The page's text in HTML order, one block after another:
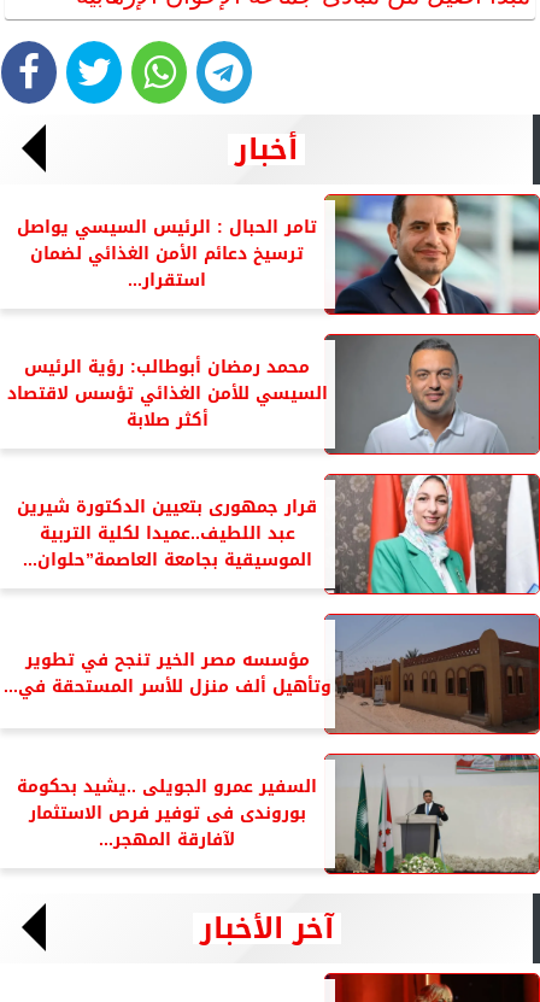
أخبار
تامر الحبال : الرئيس السيسي يواصل
ترسيخ دعائم الأمن الغذائي لضمان
استقرار...
محمد رمضان أبوطالب: رؤية الرئيس
السيسي للأمن الغذائي تؤسس لاقتصاد
أكثر صلابة
قرار جمهورى بتعيين الدكتورة شيرين
عبد اللطيف..عميدا لكلية التربية
الموسيقية بجامعة العاصمة”حلوان...
مؤسسه مصر الخير تنجح في تطوير
وتأهيل ألف منزل للأسر المستحقة في...
السفير عمرو الجويلى ..يشيد بحكومة
بوروندى فى توفير فرص الاستثمار
لآفارقة المهجر...
آخر الأخبار